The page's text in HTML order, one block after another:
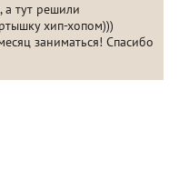
а тут решили
хип-хопом)))
заниматься! Спасибо